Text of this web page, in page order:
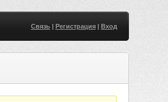
Связь| Регистрация| Вход